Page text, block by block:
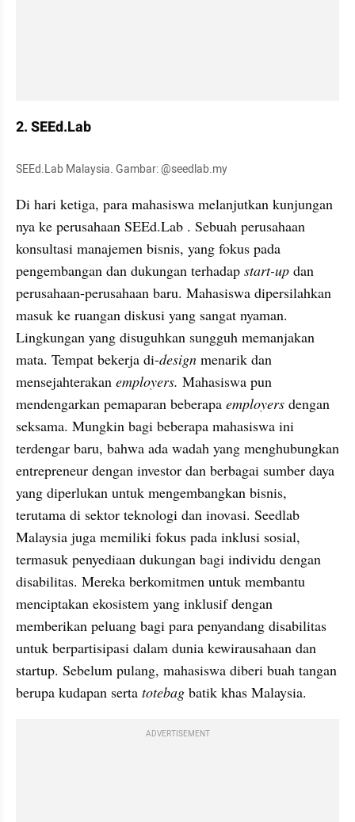
2. SEEd.Lab
SEEd.Lab Malaysia. Gambar: @seedlab.my
Di hari ketiga, para mahasiswa melanjutkan kunjungan
nya ke perusahaan SEEd.Lab . Sebuah perusahaan
konsultasi manajemen bisnis, yang fokus pada
pengembangan dan dukungan terhadap start-up dan
perusahaan-perusahaan baru. Mahasiswa dipersilahkan
masuk ke ruangan diskusi yang sangat nyaman.
Lingkungan yang disuguhkan sungguh memanjakan
mata. Tempat bekerja di-design menarik dan
mensejahterakan employers. Mahasiswa pun
mendengarkan pemaparan beberapa employers dengan
seksama. Mungkin bagi beberapa mahasiswa ini
terdengar baru, bahwa ada wadah yang menghubungkan
entrepreneur dengan investor dan berbagai sumber daya
yang diperlukan untuk mengembangkan bisnis,
terutama di sektor teknologi dan inovasi. Seedlab
Malaysia juga memiliki fokus pada inklusi sosial,
termasuk penyediaan dukungan bagi individu dengan
disabilitas. Mereka berkomitmen untuk membantu
menciptakan ekosistem yang inklusif dengan
memberikan peluang bagi para penyandang disabilitas
untuk berpartisipasi dalam dunia kewirausahaan dan
startup. Sebelum pulang, mahasiswa diberi buah tangan
berupa kudapan serta totebag batik khas Malaysia.
ADVERTISEMENT